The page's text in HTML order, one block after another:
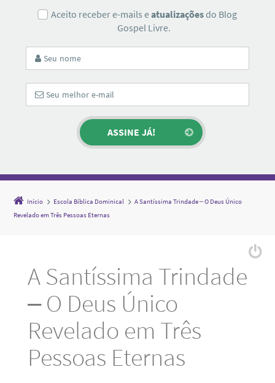
Aceito receber e-mails eatualizaçõesdo Blog
Gospel Livre.
Início Escola Bíblica Dominical
A Santíssima Trindade – O Deus Único
Revelado em Três Pessoas Eternas
A Santíssima Trindade
– O Deus Único
Revelado em Três
Pessoas Eternas